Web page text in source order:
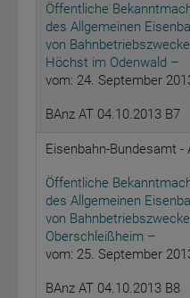
Öffentliche
des Allgemeinen
von
Höchst im Odenwald –
vom: 24. September
BAnz AT 04.10.2013 B7
Eisenbahn-Bundesamt
Öffentliche
des Allgemeinen
von
Oberschleißheim –
vom: 25. September
BAnz AT 04.10.2013 B8